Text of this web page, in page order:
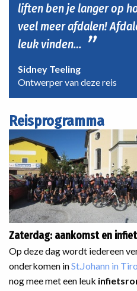
liften ben je langer op
veel meer afdalen!
leuk vinden…
Sidney Teeling
Ontwerper van deze reis
Reisprogramma
Zaterdag: aankomst en
Op deze dag wordt iedereen
onderkomen inSt.Johann in
nog mee met een leuk